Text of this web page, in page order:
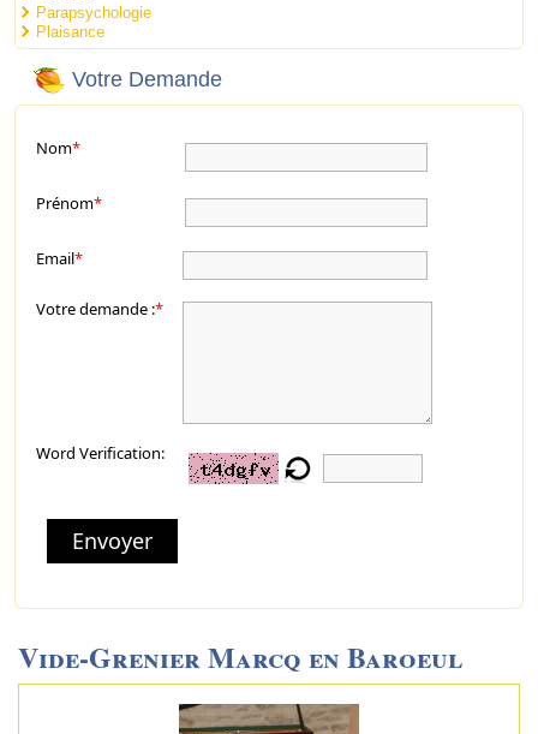
Parapsychologie
Plaisance
Votre Demande
Nom*
Prénom*
Email*
Votre demande :*
Word Verification:
Envoyer
Vide-Grenier Marcq en Baroeul